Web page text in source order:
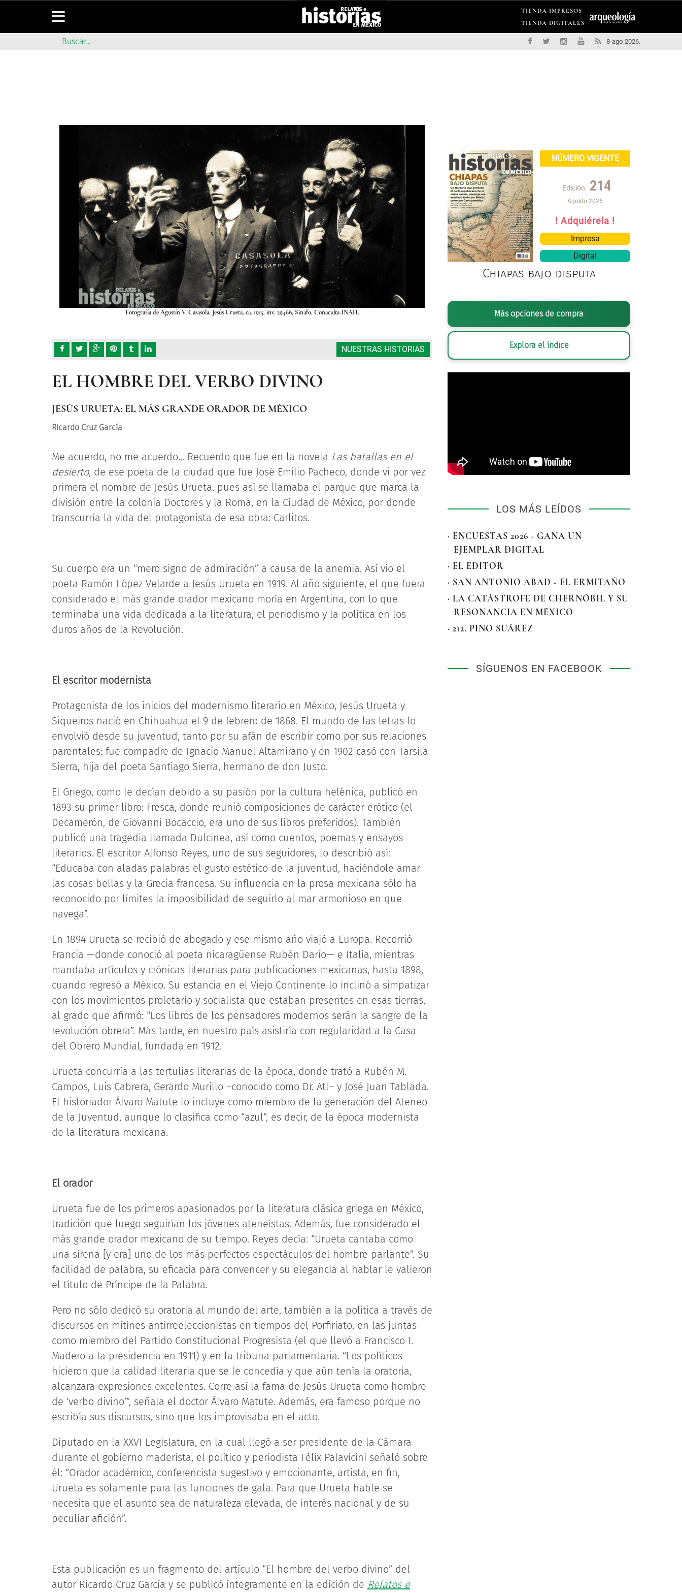
TIENDA IMPRESOS
TIENDA DIGITALES
8-ago-2026.
Fotografía de Agustín V. Casasola, Jesús Urueta, ca. 1915, inv. 29468, Sinafo, Conaculta-INAH. Fotografía de Agustín V. Casasola, Jesús Urueta, ca. 1915, inv. 29468,
NUESTRAS HISTORIAS
EL HOMBRE DEL VERBO DIVINO
JESÚS URUETA: EL MÁS GRANDE ORADOR DE MÉXICO
Ricardo Cruz García
Me acuerdo, no me acuerdo... Recuerdo que fue en la novela Las batallas en el
desierto, de ese poeta de la ciudad que fue José Emilio Pacheco, donde vi por vez
primera el nombre de Jesús Urueta, pues así se llamaba el parque que marca la
división entre la colonia Doctores y la Roma, en la Ciudad de México, por donde
transcurría la vida del protagonista de esa obra: Carlitos.
Su cuerpo era un “mero signo de admiración” a causa de la anemia. Así vio el
poeta Ramón López Velarde a Jesús Urueta en 1919. Al año siguiente, el que fuera
considerado el más grande orador mexicano moría en Argentina, con lo que
terminaba una vida dedicada a la literatura, el periodismo y la política en los
duros años de la Revolución.
El escritor modernista
Protagonista de los inicios del modernismo literario en México, Jesús Urueta y
Siqueiros nació en Chihuahua el 9 de febrero de 1868. El mundo de las letras lo
envolvió desde su juventud, tanto por su afán de escribir como por sus relaciones
parentales: fue compadre de Ignacio Manuel Altamirano y en 1902 casó con Tarsila
Sierra, hija del poeta Santiago Sierra, hermano de don Justo.
El Griego, como le decían debido a su pasión por la cultura helénica, publicó en
1893 su primer libro: Fresca, donde reunió composiciones de carácter erótico (el
Decamerón, de Giovanni Bocaccio, era uno de sus libros preferidos). También
publicó una tragedia llamada Dulcinea, así como cuentos, poemas y ensayos
literarios. El escritor Alfonso Reyes, uno de sus seguidores, lo describió así:
“Educaba con aladas palabras el gusto estético de la juventud, haciéndole amar
las cosas bellas y la Grecia francesa. Su influencia en la prosa mexicana sólo ha
reconocido por límites la imposibilidad de seguirlo al mar armonioso en que
navega”.
En 1894 Urueta se recibió de abogado y ese mismo año viajó a Europa. Recorrió
Francia —donde conoció al poeta nicaragüense Rubén Darío— e Italia, mientras
mandaba artículos y crónicas literarias para publicaciones mexicanas, hasta 1898,
cuando regresó a México. Su estancia en el Viejo Continente lo inclinó a simpatizar
con los movimientos proletario y socialista que estaban presentes en esas tierras,
al grado que afirmó: “Los libros de los pensadores modernos serán la sangre de la
revolución obrera”. Más tarde, en nuestro país asistiría con regularidad a la Casa
del Obrero Mundial, fundada en 1912.
Urueta concurría a las tertulias literarias de la época, donde trató a Rubén M.
Campos, Luis Cabrera, Gerardo Murillo –conocido como Dr. Atl– y José Juan Tablada.
El historiador Álvaro Matute lo incluye como miembro de la generación del Ateneo
de la Juventud, aunque lo clasifica como “azul”, es decir, de la época modernista
de la literatura mexicana.
El orador
Urueta fue de los primeros apasionados por la literatura clásica griega en México,
tradición que luego seguirían los jóvenes ateneístas. Además, fue considerado el
más grande orador mexicano de su tiempo. Reyes decía: “Urueta cantaba como
una sirena [y era] uno de los más perfectos espectáculos del hombre parlante”. Su
facilidad de palabra, su eficacia para convencer y su elegancia al hablar le valieron
el título de Príncipe de la Palabra.
Pero no sólo dedicó su oratoria al mundo del arte, también a la política a través de
discursos en mítines antirreeleccionistas en tiempos del Porfiriato, en las juntas
como miembro del Partido Constitucional Progresista (el que llevó a Francisco I.
Madero a la presidencia en 1911) y en la tribuna parlamentaria. “Los políticos
hicieron que la calidad literaria que se le concedía y que aún tenía la oratoria,
alcanzara expresiones excelentes. Corre así la fama de Jesús Urueta como hombre
de ‘verbo divino’”, señala el doctor Álvaro Matute. Además, era famoso porque no
escribía sus discursos, sino que los improvisaba en el acto.
Diputado en la XXVI Legislatura, en la cual llegó a ser presidente de la Cámara
durante el gobierno maderista, el político y periodista Félix Palavicini señaló sobre
él: “Orador académico, conferencista sugestivo y emocionante, artista, en fin,
Urueta es solamente para las funciones de gala. Para que Urueta hable se
necesita que el asunto sea de naturaleza elevada, de interés nacional y de su
peculiar afición”.
Esta publicación es un fragmento del artículo “El hombre del verbo divino” del
autor Ricardo Cruz García y se publicó íntegramente en la edición de Relatos e
NÚMERO VIGENTE
Edición 214
Agosto 2026
! Adquiérela !
Impresa
Digital
Chiapas bajo disputa
Más opciones de compra
Explora el índice
LOS MÁS LEÍDOS
· ENCUESTAS 2026 - GANA UN
EJEMPLAR DIGITAL
· EL EDITOR
· SAN ANTONIO ABAD - EL ERMITAÑO
· LA CATÁSTROFE DE CHERNÓBIL Y SU
RESONANCIA EN MÉXICO
· 212. PINO SUÁREZ
SÍGUENOS EN FACEBOOK